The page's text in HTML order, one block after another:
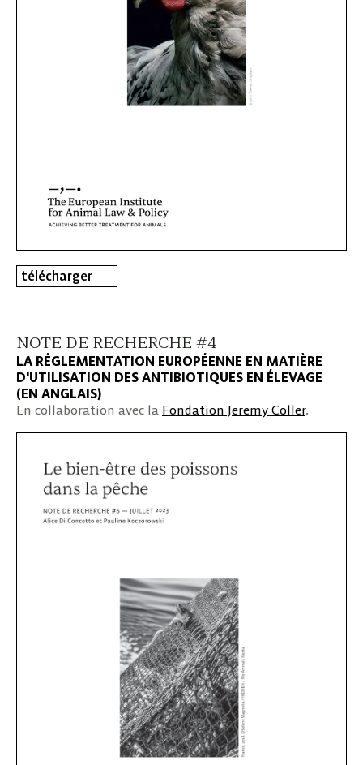
télécharger
NOTE DE RECHERCHE #4
LA RÉGLEMENTATION EUROPÉENNE EN MATIÈRE
D'UTILISATION DES ANTIBIOTIQUES EN ÉLEVAGE
(EN ANGLAIS)
En collaboration avec la Fondation Jeremy Coller.